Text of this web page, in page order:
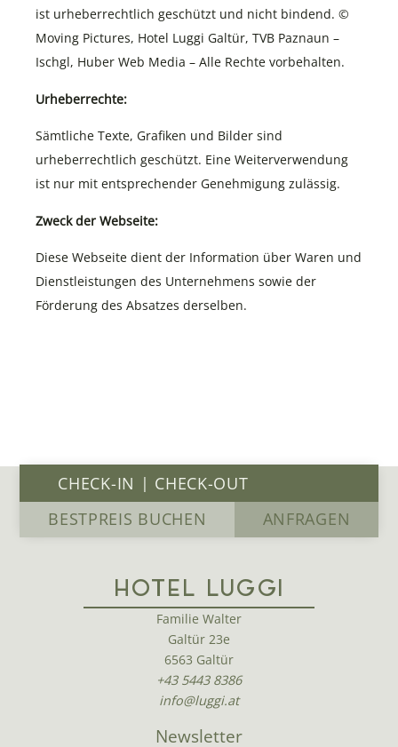
ist urheberrechtlich geschützt und nicht bindend. ©
Moving Pictures, Hotel Luggi Galtür, TVB Paznaun –
Ischgl, Huber Web Media – Alle Rechte vorbehalten.
Urheberrechte:
Sämtliche Texte, Grafiken und Bilder sind
urheberrechtlich geschützt. Eine Weiterverwendung
ist nur mit entsprechender Genehmigung zulässig.
Zweck der Webseite:
Diese Webseite dient der Information über Waren und
Dienstleistungen des Unternehmens sowie der
Förderung des Absatzes derselben.
BESTPREIS BUCHEN ANFRAGEN
HOTEL LUGGI
Familie Walter
Galtür 23e
6563 Galtür
+43 5443 8386
info@luggi.at
Newsletter